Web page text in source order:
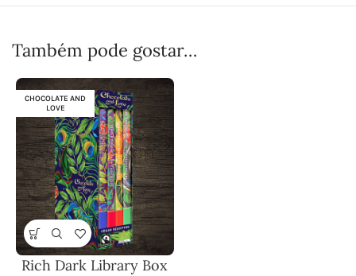
Também pode gostar…
CHOCOLATE AND
LOVE
Rich Dark Library Box